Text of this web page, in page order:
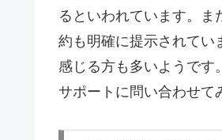
るといわれています。
約も明確に提示されてい
感じる方も多いようです
サポートに問い合わせて